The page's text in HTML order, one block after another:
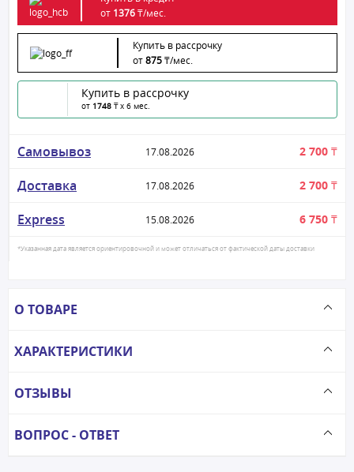
от 1376₸/мес.
Купить в рассрочку
от875₸/мес.
Купить в рассрочку
от 1748 ₸ x 6 мес.
Самовывоз 17.08.2026 2 700 ₸
Доставка 17.08.2026 2 700 ₸
Express 15.08.2026 6 750 ₸
*Указанная дата является ориентировочной и может отличаться от фактической даты доставки
О ТОВАРЕ
ХАРАКТЕРИСТИКИ
ОТЗЫВЫ
ВОПРОС - ОТВЕТ